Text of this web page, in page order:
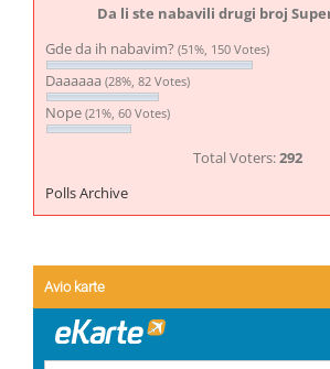
Da li ste nabavili drugi broj
Gde da ih nabavim? (51%, 150 Votes)
Daaaaaa (28%, 82 Votes)
Nope (21%, 60 Votes)
Total Voters:292
Polls Archive
Avio karte